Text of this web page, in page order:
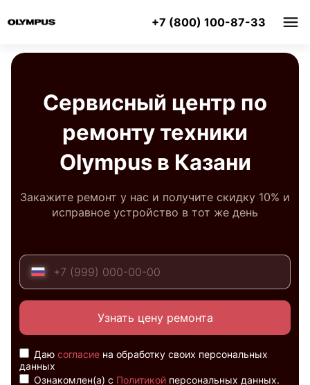
+7 (800) 100-87-33
Сервисный центр по
ремонту техники
Olympus в Казани
Закажите ремонт у нас и получите скидку 10% и
исправное устройство в тот же день
Узнать цену ремонта
Даю согласие на обработку своих персональных
данных
Ознакомлен(а) с Политикой персональных данных.